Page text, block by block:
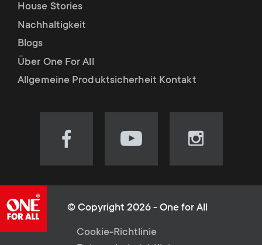
House Stories
Nachhaltigkeit
Blogs
Über One For All
Allgemeine Produktsicherheit Kontakt
Visit
(opens
new
Visit
(opens
new
Visit
(opens
© Copyright 2026 - One for All
L
Cookie-Richtlinie